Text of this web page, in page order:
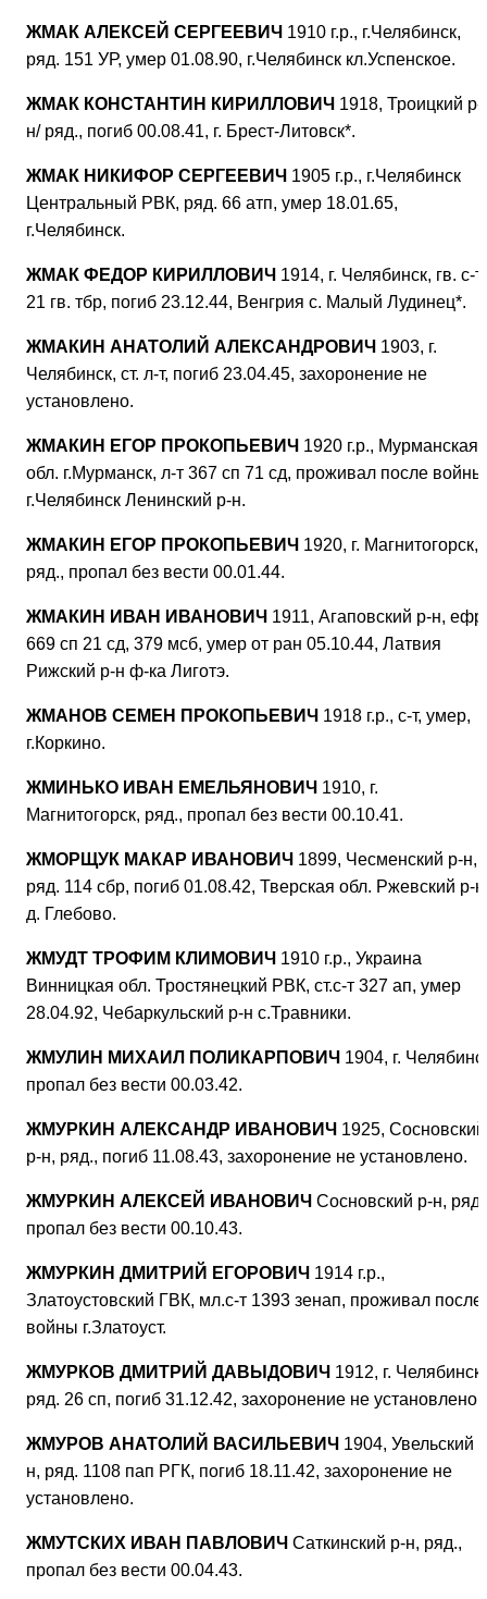
ЖМАК АЛЕКСЕЙ СЕРГЕЕВИЧ 1910 г.р., г.Челябинск,
ряд. 151 УР, умер 01.08.90, г.Челябинск кл.Успенское.
ЖМАК КОНСТАНТИН КИРИЛЛОВИЧ 1918, Троицкий р-
н/ ряд., погиб 00.08.41, г. Брест-Литовск*.
ЖМАК НИКИФОР СЕРГЕЕВИЧ 1905 г.р., г.Челябинск
Центральный РВК, ряд. 66 атп, умер 18.01.65,
г.Челябинск.
ЖМАК ФЕДОР КИРИЛЛОВИЧ 1914, г. Челябинск, гв. с-т
21 гв. тбр, погиб 23.12.44, Венгрия с. Малый Лудинец*.
ЖМАКИН АНАТОЛИЙ АЛЕКСАНДРОВИЧ 1903, г.
Челябинск, ст. л-т, погиб 23.04.45, захоронение не
установлено.
ЖМАКИН ЕГОР ПРОКОПЬЕВИЧ 1920 г.р., Мурманская
обл. г.Мурманск, л-т 367 сп 71 сд, проживал после войны
г.Челябинск Ленинский р-н.
ЖМАКИН ЕГОР ПРОКОПЬЕВИЧ 1920, г. Магнитогорск,
ряд., пропал без вести 00.01.44.
ЖМАКИН ИВАН ИВАНОВИЧ 1911, Агаповский р-н, ефр.
669 сп 21 сд, 379 мсб, умер от ран 05.10.44, Латвия
Рижский р-н ф-ка Лиготэ.
ЖМАНОВ СЕМЕН ПРОКОПЬЕВИЧ 1918 г.р., с-т, умер,
г.Коркино.
ЖМИНЬКО ИВАН ЕМЕЛЬЯНОВИЧ 1910, г.
Магнитогорск, ряд., пропал без вести 00.10.41.
ЖМОРЩУК МАКАР ИВАНОВИЧ 1899, Чесменский р-н,
ряд. 114 сбр, погиб 01.08.42, Тверская обл. Ржевский р-н
д. Глебово.
ЖМУДТ ТРОФИМ КЛИМОВИЧ 1910 г.р., Украина
Винницкая обл. Тростянецкий РВК, ст.с-т 327 ап, умер
28.04.92, Чебаркульский р-н с.Травники.
ЖМУЛИН МИХАИЛ ПОЛИКАРПОВИЧ 1904, г.
пропал без вести 00.03.42.
ЖМУРКИН АЛЕКСАНДР ИВАНОВИЧ 1925, Сосновский
р-н, ряд., погиб 11.08.43, захоронение не установлено.
ЖМУРКИН АЛЕКСЕЙ ИВАНОВИЧ Сосновский р-н,
пропал без вести 00.10.43.
ЖМУРКИН ДМИТРИЙ ЕГОРОВИЧ 1914 г.р.,
Златоустовский ГВК, мл.с-т 1393 зенап, проживал после
войны г.Златоуст.
ЖМУРКОВ ДМИТРИЙ ДАВЫДОВИЧ 1912, г. Челябинск,
ряд. 26 сп, погиб 31.12.42, захоронение не установлено.
ЖМУРОВ АНАТОЛИЙ ВАСИЛЬЕВИЧ 1904, Увельский
н, ряд. 1108 пап РГК, погиб 18.11.42, захоронение не
установлено.
ЖМУТСКИХ ИВАН ПАВЛОВИЧ Саткинский р-н, ряд.,
пропал без вести 00.04.43.